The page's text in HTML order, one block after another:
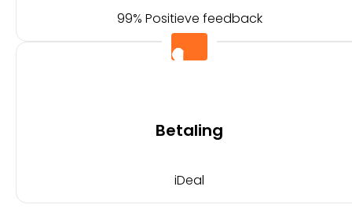
99% Positieve feedback
Betaling
iDeal